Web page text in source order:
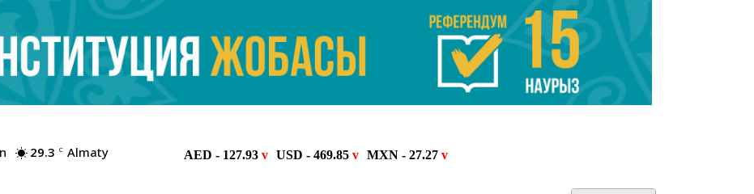
29.3 C Almaty